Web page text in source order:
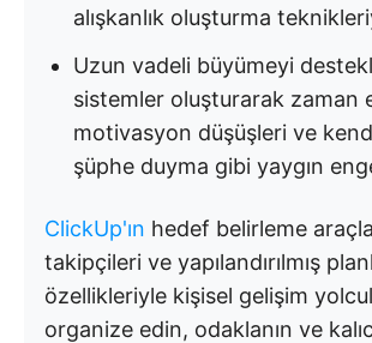
alışkanlık oluşturma
Uzun vadeli büyümeyi
sistemler oluşturarak zaman
motivasyon düşüşleri ve
şüphe duyma gibi yaygın
ClickUp'ın hedef belirleme
takipçileri ve yapılandırılmış
özellikleriyle kişisel gelişim
organize edin, odaklanın ve